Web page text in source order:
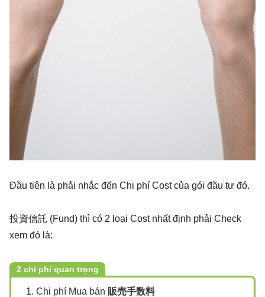
Đầu tiên là phải nhắc đến Chi phí Cost của gói đầu tư đó.
投資信託 (Fund) thì có 2 loại Cost nhất định phải Check
xem đó là:
2 chi phí quan trọng
Chi phí Mua bán 販売手数料